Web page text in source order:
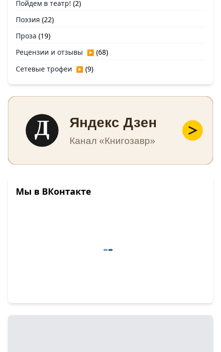
Пойдем в театр! (2)
Поэзия (22)
Проза (19)
Рецензии и отзывы ▶ (68)
Сетевые трофеи ▶ (9)
Д Яндекс Дзен
Канал «Книгозавр»
Мы в ВКонтакте